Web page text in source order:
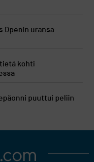
Openin uransa
kohti
puuttui peliin